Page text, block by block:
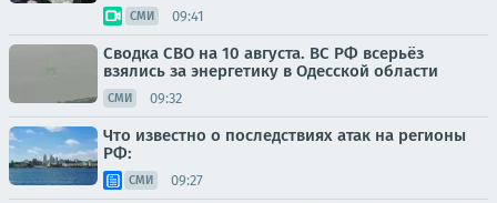
СМИ 09:41
Сводка СВО на 10 августа. ВС РФ всерьёз
взялись за энергетику в Одесской области
СМИ 09:32
Что известно о последствиях атак на регионы
РФ:
СМИ 09:27